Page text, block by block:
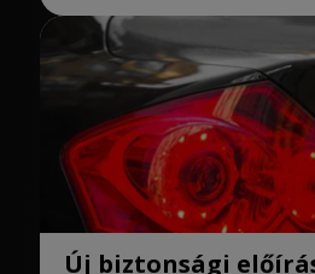
Új biztonsági